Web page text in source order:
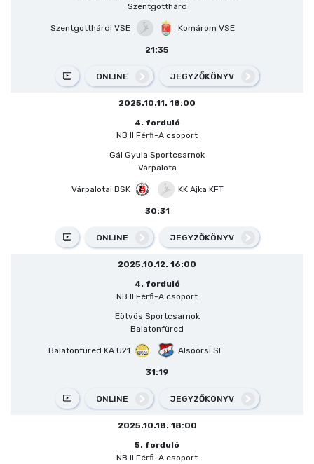
Szentgotthárd
Szentgotthárdi VSE Komárom VSE
21:35
ONLINE JEGYZŐKÖNYV
2025.10.11. 18:00
4. forduló
NB II Férfi-A csoport
Gál Gyula Sportcsarnok
Várpalota
Várpalotai BSK KK Ajka KFT
30:31
ONLINE JEGYZŐKÖNYV
2025.10.12. 16:00
4. forduló
NB II Férfi-A csoport
Eötvös Sportcsarnok
Balatonfüred
Balatonfüred KA U21 Alsóörsi SE
31:19
ONLINE JEGYZŐKÖNYV
2025.10.18. 18:00
5. forduló
NB II Férfi-A csoport